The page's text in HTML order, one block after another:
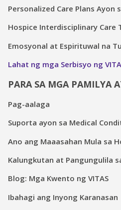
Personalized Care Plans Ayon
Hospice Interdisciplinary Care
Emosyonal at Espirituwal na
Lahat ng mga Serbisyo ng
PARA SA MGA PAMILYA
Pag-aalaga
Suporta ayon sa Medical
Ano ang Maaasahan Mula sa
Kalungkutan at Pangungulila
Blog: Mga Kwento ng VITAS
Ibahagi ang Inyong Karanasan